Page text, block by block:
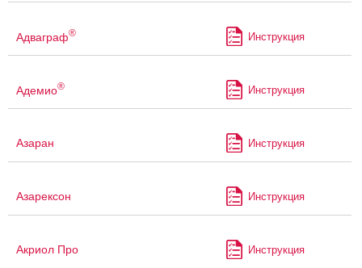
Адваграф® Инструкция
Адемио® Инструкция
Азаран Инструкция
Азарексон Инструкция
Акриол Про Инструкция